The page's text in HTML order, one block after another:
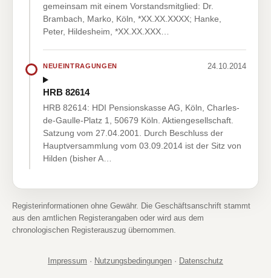
gemeinsam mit einem Vorstandsmitglied: Dr.
Brambach, Marko, Köln, *XX.XX.XXXX; Hanke,
Peter, Hildesheim, *XX.XX.XXX…
NEUEINTRAGUNGEN 24.10.2014
HRB 82614
HRB 82614: HDI Pensionskasse AG, Köln, Charles-
de-Gaulle-Platz 1, 50679 Köln. Aktiengesellschaft.
Satzung vom 27.04.2001. Durch Beschluss der
Hauptversammlung vom 03.09.2014 ist der Sitz von
Hilden (bisher A…
Registerinformationen ohne Gewähr. Die Geschäftsanschrift stammt
aus den amtlichen Registerangaben oder wird aus dem
chronologischen Registerauszug übernommen.
Impressum · Nutzungsbedingungen · Datenschutz